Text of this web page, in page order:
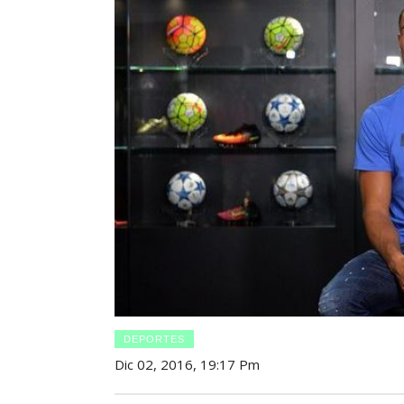
DEPORTES
Dic 02, 2016, 19:17 Pm